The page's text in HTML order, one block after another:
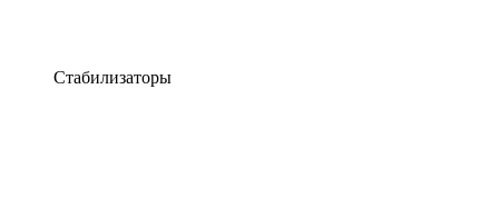
Стабилизаторы